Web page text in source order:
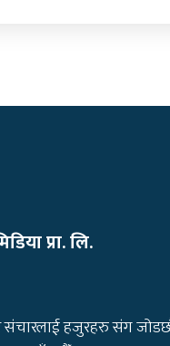
प्रा. लि.
र संचारलाई हजुरहरु संग